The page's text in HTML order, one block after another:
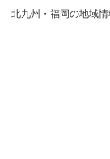
北九州・福岡の地域